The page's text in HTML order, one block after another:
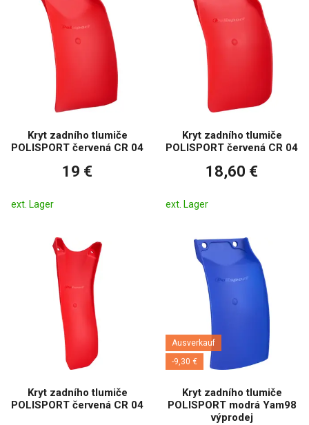
Kryt zadního tlumiče
POLISPORT červená CR 04
19 €
ext. Lager
Kryt zadního tlumiče
POLISPORT červená CR 04
18,60 €
ext. Lager
Kryt zadního tlumiče
POLISPORT červená CR 04
Ausverkauf
-9,30 €
Kryt zadního tlumiče
POLISPORT modrá Yam98
výprodej